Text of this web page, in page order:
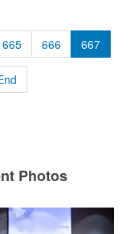
665 666 667
Photos